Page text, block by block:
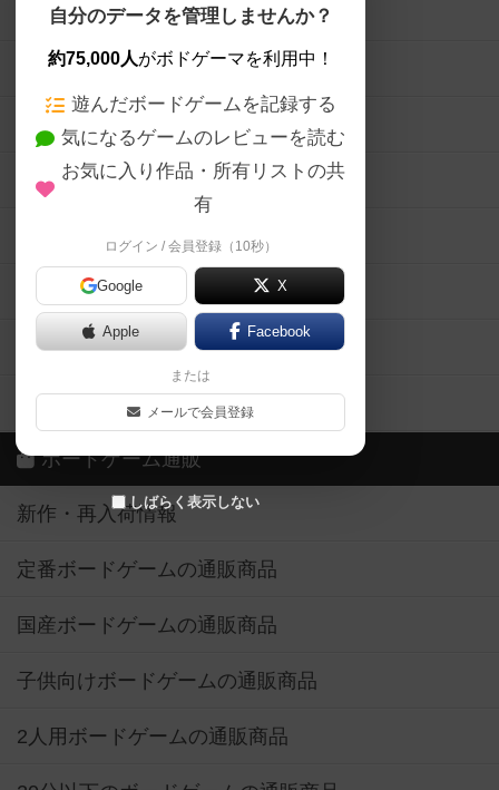
自分のデータを管理しませんか？
約75,000人がボドゲーマを利用中！
遊んだボードゲームを記録する
気になるゲームのレビューを読む
お気に入り作品・所有リストの共
有
ログイン / 会員登録（10秒）
Google X
Apple Facebook
または
メールで会員登録
しばらく表示しない
ボードゲームを検索する
ボードゲームの新着レビュー
ボードゲーム会情報
メカニクス特集
掲示板・トピックス
ボドとも・会員一覧
ボードゲーム業界コラム
ボドゲーマご利用案内
ボードゲーム通販
新作・再入荷情報
定番ボードゲームの通販商品
国産ボードゲームの通販商品
子供向けボードゲームの通販商品
2人用ボードゲームの通販商品